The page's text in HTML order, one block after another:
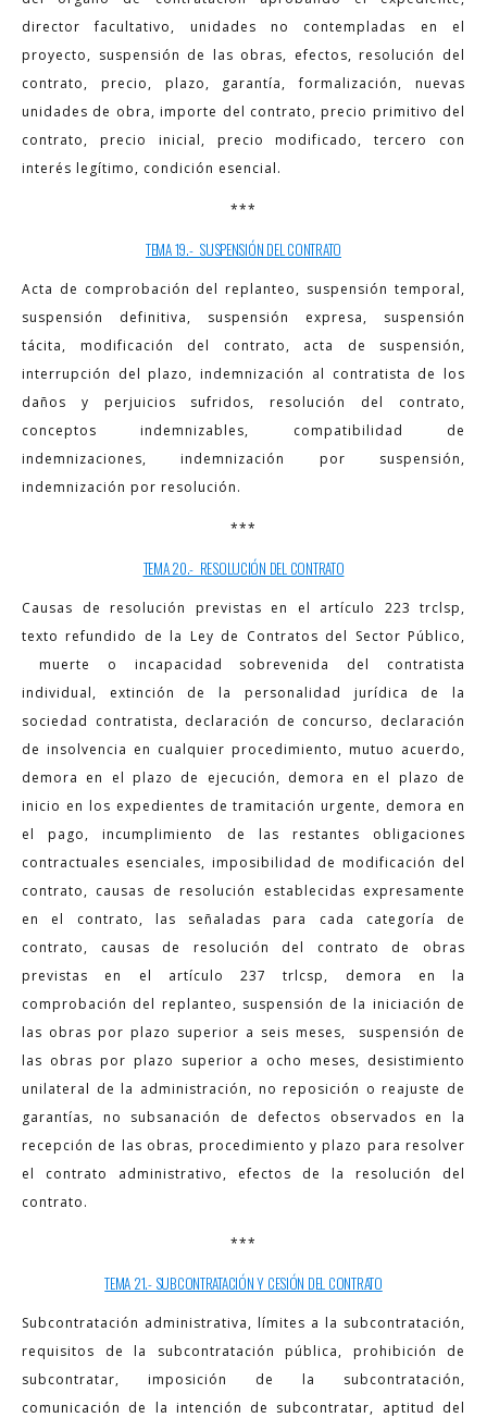
director facultativo, unidades no contempladas en el
proyecto, suspensión de las obras, efectos, resolución del
contrato, precio, plazo, garantía, formalización, nuevas
unidades de obra, importe del contrato, precio primitivo del
contrato, precio inicial, precio modificado, tercero con
interés legítimo, condición esencial.
***
TEMA 19.- SUSPENSIÓN DEL CONTRATO
Acta de comprobación del replanteo, suspensión temporal,
suspensión definitiva, suspensión expresa, suspensión
tácita, modificación del contrato, acta de suspensión,
interrupción del plazo, indemnización al contratista de los
daños y perjuicios sufridos, resolución del contrato,
conceptos indemnizables, compatibilidad de
indemnizaciones, indemnización por suspensión,
indemnización por resolución.
***
TEMA 20.- RESOLUCIÓN DEL CONTRATO
Causas de resolución previstas en el artículo 223 trclsp,
texto refundido de la Ley de Contratos del Sector Público,
muerte o incapacidad sobrevenida del contratista
individual, extinción de la personalidad jurídica de la
sociedad contratista, declaración de concurso, declaración
de insolvencia en cualquier procedimiento, mutuo acuerdo,
demora en el plazo de ejecución, demora en el plazo de
inicio en los expedientes de tramitación urgente, demora en
el pago, incumplimiento de las restantes obligaciones
contractuales esenciales, imposibilidad de modificación del
contrato, causas de resolución establecidas expresamente
en el contrato, las señaladas para cada categoría de
contrato, causas de resolución del contrato de obras
previstas en el artículo 237 trlcsp, demora en la
comprobación del replanteo, suspensión de la iniciación de
las obras por plazo superior a seis meses, suspensión de
las obras por plazo superior a ocho meses, desistimiento
unilateral de la administración, no reposición o reajuste de
garantías, no subsanación de defectos observados en la
recepción de las obras, procedimiento y plazo para resolver
el contrato administrativo, efectos de la resolución del
contrato.
***
TEMA 21.- SUBCONTRATACIÓN Y CESIÓN DEL CONTRATO
Subcontratación administrativa, límites a la subcontratación,
requisitos de la subcontratación pública, prohibición de
subcontratar, imposición de la subcontratación,
comunicación de la intención de subcontratar, aptitud del